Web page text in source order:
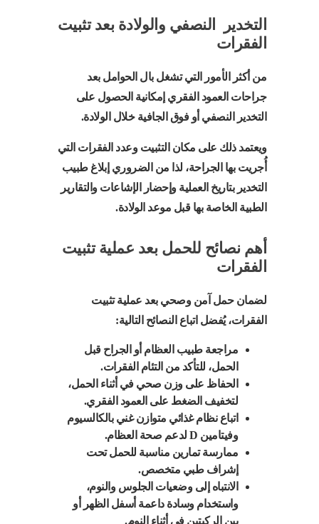
التخدير النصفي والولادة بعد تثبيت
الفقرات
من أكثر الأمور التي تشغل بال الحوامل بعد
جراحات العمود الفقري إمكانية الحصول على
التخدير النصفي أو فوق الجافية خلال الولادة.
ويعتمد ذلك على مكان التثبيت وعدد الفقرات التي
أُجريت بها الجراحة، لذا من الضروري إبلاغ طبيب
التخدير بتاريخ العملية وإحضار الإشاعات والتقارير
الطبية الخاصة بها قبل موعد الولادة.
أهم نصائح للحمل بعد عملية تثبيت
الفقرات
لضمان حمل آمن وصحي بعد عملية تثبيت
الفقرات، يُفضل اتباع النصائح التالية:
مراجعة طبيب العظام أو الجراح قبل
الحمل، للتأكد من التئام الفقرات.
الحفاظ على وزن صحي في أثناء الحمل،
لتخفيف الضغط على العمود الفقري.
اتباع نظام غذائي متوازن غني بالكالسيوم
وفيتامين D لدعم صحة العظام.
ممارسة تمارين مناسبة للحمل تحت
إشراف طبي متخصص.
الانتباه إلى وضعيات الجلوس والنوم،
واستخدام وسادة داعمة أسفل الظهر أو
بين الركبتين في أثناء النوم.